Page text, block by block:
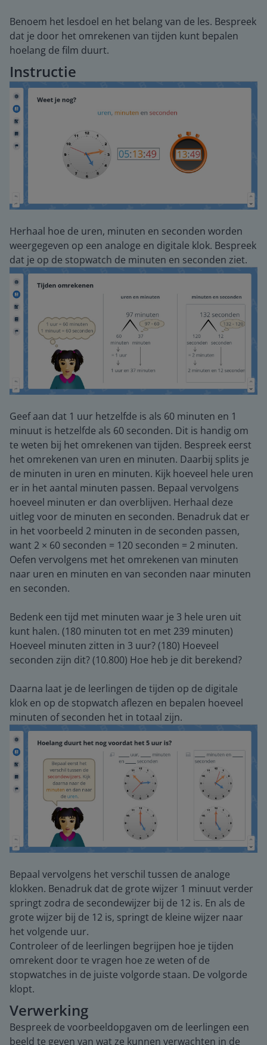
Benoem het lesdoel en het belang van de les. Bespreek
dat je door het omrekenen van tijden kunt bepalen
hoelang de film duurt.
Instructie
Herhaal hoe de uren, minuten en seconden worden
weergegeven op een analoge en digitale klok. Bespreek
dat je op de stopwatch de minuten en seconden ziet.
Geef aan dat 1 uur hetzelfde is als 60 minuten en 1
minuut is hetzelfde als 60 seconden. Dit is handig om
te weten bij het omrekenen van tijden. Bespreek eerst
het omrekenen van uren en minuten. Daarbij splits je
de minuten in uren en minuten. Kijk hoeveel hele uren
er in het aantal minuten passen. Bepaal vervolgens
hoeveel minuten er dan overblijven. Herhaal deze
uitleg voor de minuten en seconden. Benadruk dat er
in het voorbeeld 2 minuten in de seconden passen,
want 2 × 60 seconden = 120 seconden = 2 minuten.
Oefen vervolgens met het omrekenen van minuten
naar uren en minuten en van seconden naar minuten
en seconden.
Bedenk een tijd met minuten waar je 3 hele uren uit
kunt halen. (180 minuten tot en met 239 minuten)
Hoeveel minuten zitten in 3 uur? (180) Hoeveel
seconden zijn dit? (10.800) Hoe heb je dit berekend?
Daarna laat je de leerlingen de tijden op de digitale
klok en op de stopwatch aflezen en bepalen hoeveel
minuten of seconden het in totaal zijn.
Bepaal vervolgens het verschil tussen de analoge
klokken. Benadruk dat de grote wijzer 1 minuut verder
springt zodra de secondewijzer bij de 12 is. En als de
grote wijzer bij de 12 is, springt de kleine wijzer naar
het volgende uur.
Controleer of de leerlingen begrijpen hoe je tijden
omrekent door te vragen hoe ze weten of de
stopwatches in de juiste volgorde staan. De volgorde
klopt.
Verwerking
Bespreek de voorbeeldopgaven om de leerlingen een
beeld te geven van wat ze kunnen verwachten in de